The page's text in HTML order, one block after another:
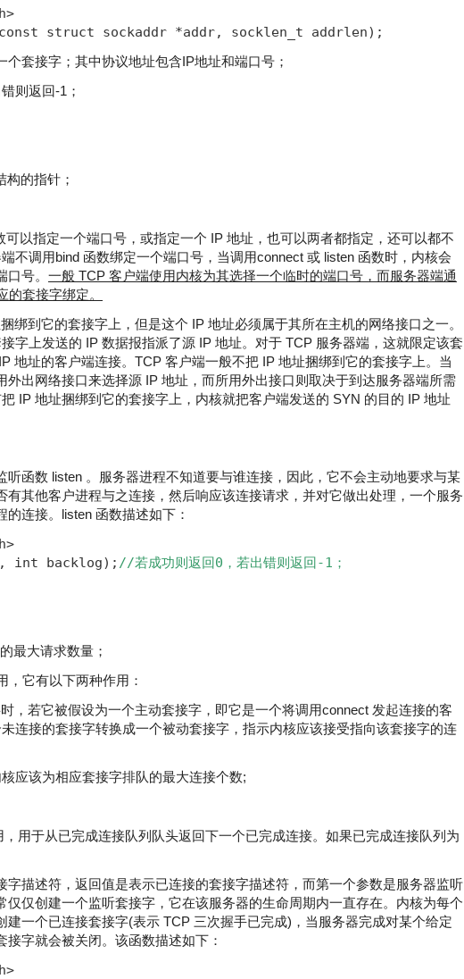
struct sockaddr *addr, socklen_t addrlen);
套接字；其中协议地址包含IP地址和端口号；
则返回-1；
的指针；
可以指定一个端口号，或指定一个 IP 地址，也可以两者都指定，还可以都不
不调用bind 函数绑定一个端口号，当调用connect 或 listen 函数时，内核会
号。 一般 TCP 客户端使用内核为其选择一个临时的端口号，而服务器端通
的套接字绑定。
绑到它的套接字上，但是这个 IP 地址必须属于其所在主机的网络接口之一。
字上发送的 IP 数据报指派了源 IP 地址。对于 TCP 服务器端，这就限定该套
地址的客户端连接。TCP 客户端一般不把 IP 地址捆绑到它的套接字上。当
外出网络接口来选择源 IP 地址，而所用外出接口则取决于到达服务器端所需
IP 地址捆绑到它的套接字上，内核就把客户端发送的 SYN 的目的 IP 地址
听函数 listen 。服务器进程不知道要与谁连接，因此，它不会主动地要求与某
有其他客户进程与之连接，然后响应该连接请求，并对它做出处理，一个服务
连接。listen 函数描述如下：
int backlog); //若成功则返回0，若出错则返回-1；
最大请求数量；
，它有以下两种作用：
，若它被假设为一个主动套接字，即它是一个将调用connect 发起连接的客
连接的套接字转换成一个被动套接字，指示内核应该接受指向该套接字的连
应该为相应套接字排队的最大连接个数;
用于从已完成连接队列队头返回下一个已完成连接。如果已完成连接队列为
字描述符，返回值是表示已连接的套接字描述符，而第一个参数是服务器监听
仅仅创建一个监听套接字，它在该服务器的生命周期内一直存在。内核为每个
建一个已连接套接字(表示 TCP 三次握手已完成)，当服务器完成对某个给定
字就会被关闭。该函数描述如下：